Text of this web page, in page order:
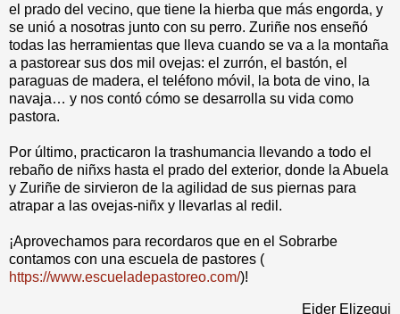
el prado del vecino, que tiene la hierba que más engorda, y
se unió a nosotras junto con su perro. Zuriñe nos enseñó
todas las herramientas que lleva cuando se va a la montaña
a pastorear sus dos mil ovejas: el zurrón, el bastón, el
paraguas de madera, el teléfono móvil, la bota de vino, la
navaja… y nos contó cómo se desarrolla su vida como
pastora.
Por último, practicaron la trashumancia llevando a todo el
rebaño de niñxs hasta el prado del exterior, donde la Abuela
y Zuriñe de sirvieron de la agilidad de sus piernas para
atrapar a las ovejas-niñx y llevarlas al redil.
¡Aprovechamos para recordaros que en el Sobrarbe
contamos con una escuela de pastores (
https://www.escueladepastoreo.com/)!
Eider Elizegui